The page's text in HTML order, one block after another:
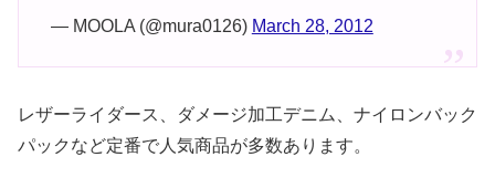
— MOOLA (@mura0126) March 28, 2012
レザーライダース、ダメージ加工デニム、ナイロンバック
パックなど定番で人気商品が多数あります。